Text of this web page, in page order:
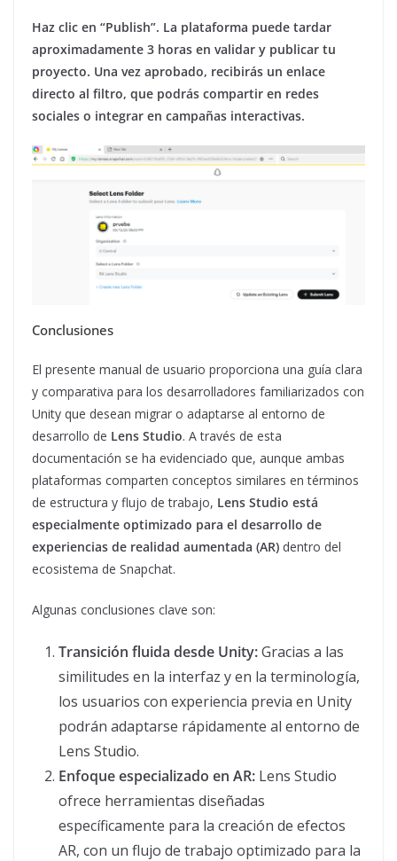
Haz clic en “Publish”. La plataforma puede tardar
aproximadamente 3 horas en validar y publicar tu
proyecto. Una vez aprobado, recibirás un enlace
directo al filtro, que podrás compartir en redes
sociales o integrar en campañas interactivas.
Conclusiones
El presente manual de usuario proporciona una guía clara
y comparativa para los desarrolladores familiarizados con
Unity que desean migrar o adaptarse al entorno de
desarrollo de Lens Studio. A través de esta
documentación se ha evidenciado que, aunque ambas
plataformas comparten conceptos similares en términos
de estructura y flujo de trabajo, Lens Studio está
especialmente optimizado para el desarrollo de
experiencias de realidad aumentada (AR) dentro del
ecosistema de Snapchat.
Algunas conclusiones clave son:
Transición fluida desde Unity:Gracias a las
similitudes en la interfaz y en la terminología,
los usuarios con experiencia previa en Unity
podrán adaptarse rápidamente al entorno de
Lens Studio.
Enfoque especializado en AR: Lens Studio
ofrece herramientas diseñadas
específicamente para la creación de efectos
AR, con un flujo de trabajo optimizado para la